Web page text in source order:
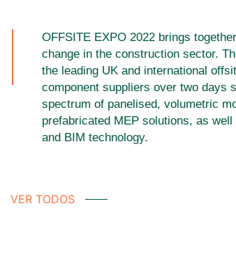
OFFSITE EXPO 2022 brings
change in the construction sector.
the leading UK and international
component suppliers over two days
spectrum of panelised, volumetric
prefabricated MEP solutions, as
and BIM technology.
VER TODOS